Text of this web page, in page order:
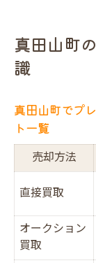
高評
真田山町
識
真田山町でプ
ト一覧
売却方法
直接買取
オークション
買取